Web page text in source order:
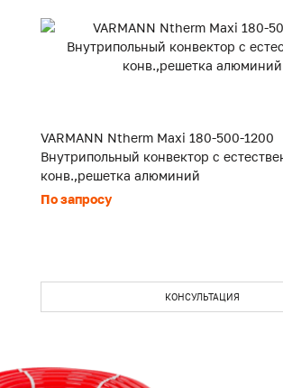
VARMANN Ntherm Maxi 180-500-1200
Внутрипольный конвектор с
конв.,решетка алюминий
По запросу
КОНСУЛЬТАЦИЯ